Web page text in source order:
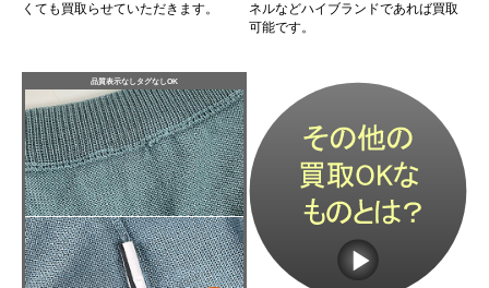
くても買取らせていただきます。
ネルなどハイブランドであれば買取
可能です。
品質表示なしタグなしOK